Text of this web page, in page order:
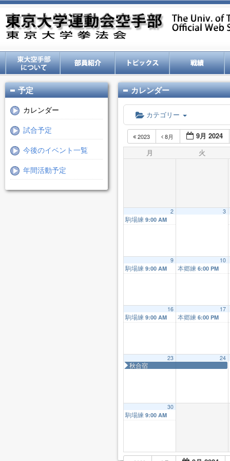
予定
カレンダー
試合予定
今後のイベント一覧
年間活動予定
カレンダー
カテゴリー
2023 8月
9月 2024
月
火
2
駒場練 9:00 AM
3
9
駒場練 9:00 AM
10
本郷練 6:00 PM
16
駒場練 9:00 AM
17
本郷練 6:00 PM
23
秋合宿
24
30
駒場練 9:00 AM